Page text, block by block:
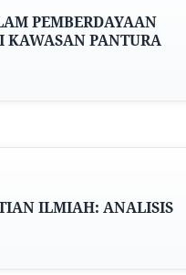
PEMBERDAYAAN
PANTURA
ILMIAH: ANALISIS